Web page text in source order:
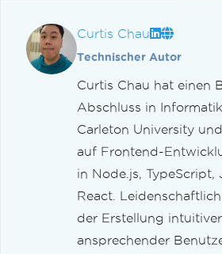
Curtis Chau
Technischer Autor
Curtis Chau hat einen
Abschluss in
Carleton University
auf Frontend-
in Node.js, TypeScript,
React.
der Erstellung
ansprechender